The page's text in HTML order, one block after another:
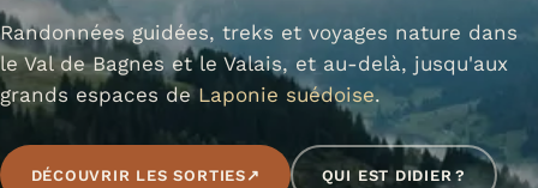
Randonnées guidées, treks et voyages nature dans
le Val de Bagnes et le Valais, et au-delà, jusqu'aux
grands espaces de Laponie suédoise.
DÉCOUVRIR LES SORTIES ↗ QUI EST DIDIER ?